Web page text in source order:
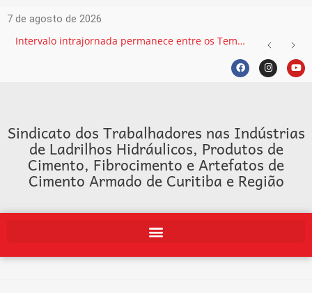
7 de agosto de 2026
Intervalo intrajornada permanece entre os Temas mais recorrentes na Justiça do Trabalho e exige atenção das empresas
Sindicato dos Trabalhadores nas Indústrias
de Ladrilhos Hidráulicos, Produtos de
Cimento, Fibrocimento e Artefatos de
Cimento Armado de Curitiba e Região